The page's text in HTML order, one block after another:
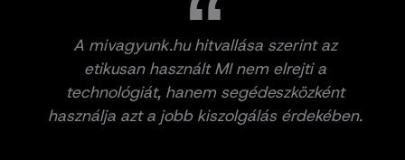
A mivagyunk.hu hitvallása szerint az
etikusan használt MI nem elrejti a
technológiát, hanem segédeszközként
használja azt a jobb kiszolgálás érdekében.